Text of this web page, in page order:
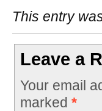
This entry
Leave a
Your email
marked *